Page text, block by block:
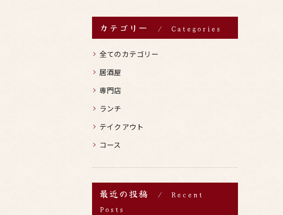
カテゴリー Categories
全てのカテゴリー
居酒屋
専門店
ランチ
テイクアウト
コース
最近の投稿
Recent
Posts